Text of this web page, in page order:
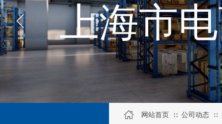
上海市
网站首页 ∷ 公司动态 ∷